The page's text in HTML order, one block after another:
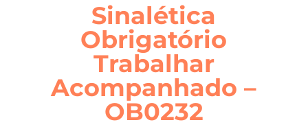
Sinalética
Obrigatório
Trabalhar
Acompanhado –
OB0232